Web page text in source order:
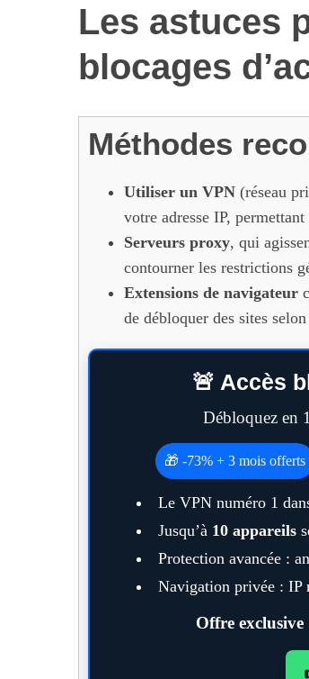
Les astuces
blocages
Méthodes
Utiliser un VPN (réseau
votre adresse IP,
Serveurs proxy, qui
contourner les restrictions
Extensions de navigateur
de débloquer des sites
🚨 Accès
Débloquez en
🎁 -73% + 3 mois offerts
Le VPN numéro 1
Jusqu’à 10 appareils
Protection avancée :
Navigation privée : IP
Offre exclusive